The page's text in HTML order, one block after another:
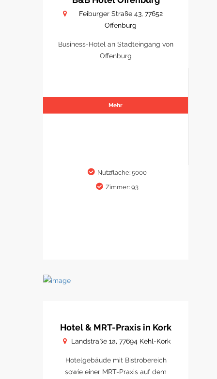
Feiburger Straße 43, 77652
Offenburg
Business-Hotel an Stadteingang von
Offenburg
Mehr
Nutzfläche: 5000
Zimmer: 93
Hotel & MRT-Praxis in Kork
Landstraße 1a, 77694 Kehl-Kork
Hotelgebäude mit Bistrobereich
sowie einer MRT-Praxis auf dem